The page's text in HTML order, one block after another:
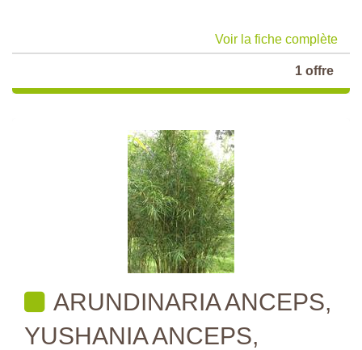
Voir la fiche complète
1 offre
ARUNDINARIA ANCEPS,
YUSHANIA ANCEPS,